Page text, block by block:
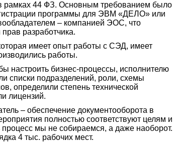
рамках 44 ФЗ. Основным требованием было
программы для ЭВМ «ДЕЛО» или
– компанией ЭОС, что
разработчика.
имеет опыт работы с СЭД, имеет
работы.
настроить бизнес-процессы, исполнителю
списки подразделений, роли, схемы
определили степень технической
лицензий.
– обеспечение документооборота в
полностью соответствуют целям и
мы не собираемся, а даже наоборот.
4 тыс. рабочих мест.